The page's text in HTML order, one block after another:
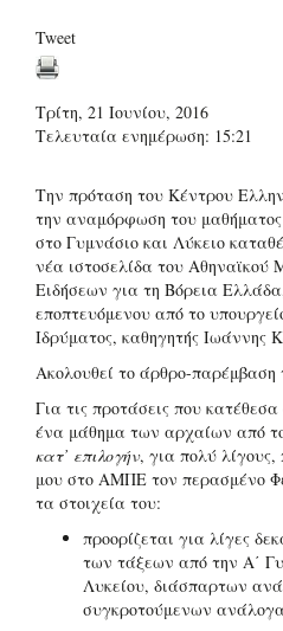
Tweet
Τρίτη, 21 Ιουνίου, 2016
Τελευταία ενημέρωση: 15:21
Την πρόταση του Κέντρου
την αναμόρφωση του
στο Γυμνάσιο και Λύκειο
νέα ιστοσελίδα του Αθηναϊκού
Ειδήσεων για τη Βόρεια
εποπτευόμενου από το
Ιδρύματος, καθηγητής Ιωάννης
Ακολουθεί το άρθρο-παρέμβαση
Για τις προτάσεις που
ένα μάθημα των αρχαίων από
κατ’ επιλογήν, για πολύ
μου στο ΑΜΠΕ τον περασμένο
τα στοιχεία του:
προορίζεται για λίγες
των τάξεων από την Α΄
Λυκείου, διάσπαρτων
συγκροτούμενων